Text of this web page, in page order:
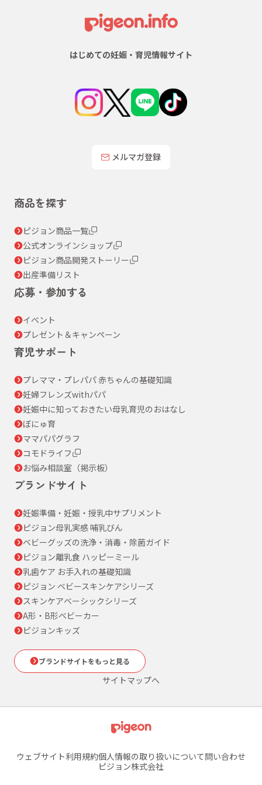
はじめての妊娠・育児情報サイト
メルマガ登録
商品を探す
ピジョン商品一覧
公式オンラインショップ
ピジョン商品開発ストーリー
出産準備リスト
応募・参加する
イベント
プレゼント＆キャンペーン
育児サポート
プレママ・プレパパ 赤ちゃんの基礎知識
妊婦フレンズwithパパ
妊娠中に知っておきたい母乳育児のおはなし
ぼにゅ育
ママパパグラフ
コモドライフ
お悩み相談室（掲示板）
ブランドサイト
妊娠準備・妊娠・授乳中サプリメント
ピジョン母乳実感 哺乳びん
ベビーグッズの洗浄・消毒・除菌ガイド
ピジョン離乳食 ハッピーミール
乳歯ケア お手入れの基礎知識
ピジョン ベビースキンケアシリーズ
スキンケアベーシックシリーズ
A形・B形ベビーカー
ピジョンキッズ
ブランドサイトをもっと見る
サイトマップへ
ウェブサイト利用規約個人情報の取り扱いについて問い合わせ
ピジョン株式会社